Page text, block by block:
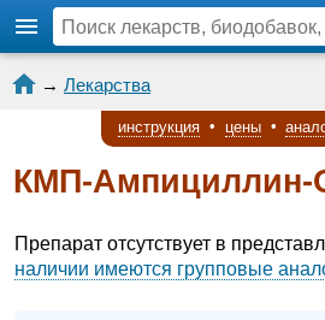
→ Лекарства
инструкция • цены •
КМП-Ампициллин-
Препарат отсутствует в
наличии имеются групповые